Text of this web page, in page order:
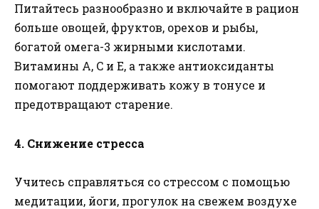
Питайтесь разнообразно и включайте в рацион
больше овощей, фруктов, орехов и рыбы,
богатой омега-3 жирными кислотами.
Витамины A, C и E, а также антиоксиданты
помогают поддерживать кожу в тонусе и
предотвращают старение.
4. Снижение стресса
Учитесь справляться со стрессом с помощью
медитации, йоги, прогулок на свежем воздухе